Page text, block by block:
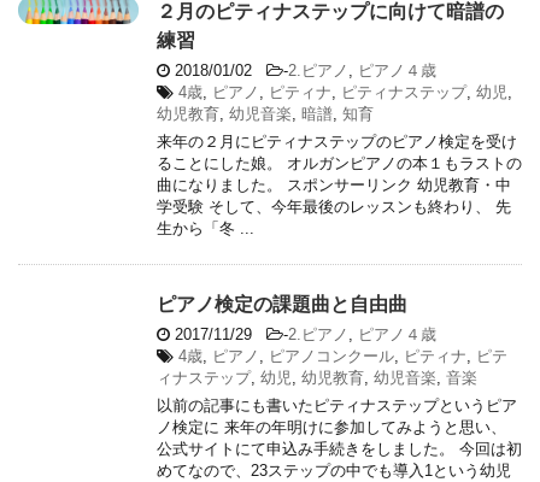
２月のピティナステップに向けて暗譜の
練習
2018/01/02 -2.ピアノ , ピアノ４歳
4歳, ピアノ , ピティナ, ピティナステップ, 幼児,
幼児教育, 幼児音楽, 暗譜, 知育
来年の２月にピティナステップのピアノ検定を受け
ることにした娘。 オルガンピアノの本１もラストの
曲になりました。 スポンサーリンク 幼児教育・中
学受験 そして、今年最後のレッスンも終わり、 先
生から「冬 ...
ピアノ検定の課題曲と自由曲
2017/11/29 -2.ピアノ , ピアノ４歳
4歳, ピアノ , ピアノコンクール, ピティナ, ピテ
ィナステップ, 幼児, 幼児教育, 幼児音楽, 音楽
以前の記事にも書いたピティナステップというピア
ノ検定に 来年の年明けに参加してみようと思い、
公式サイトにて申込み手続きをしました。 今回は初
めてなので、23ステップの中でも導入1という幼児